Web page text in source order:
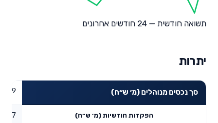
תשואה חודשית — 24 חודשים אחרונים
יתרות
סך נכסים מנוהלים (מ׳ ש״ח)
הפקדות חודשיות (מ׳ ש״ח)